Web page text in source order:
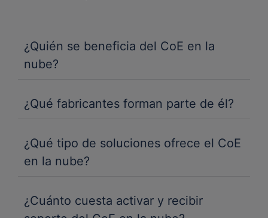
¿Quién se beneficia del CoE en la
nube?
¿Qué fabricantes forman parte de él?
¿Qué tipo de soluciones ofrece el CoE
en la nube?
¿Cuánto cuesta activar y recibir